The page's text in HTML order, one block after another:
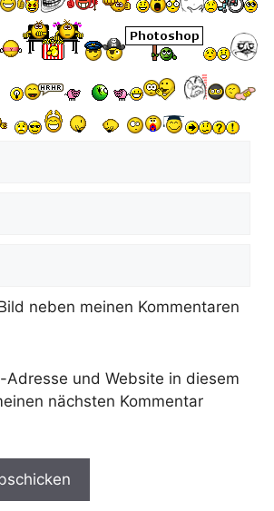
neben meinen Kommentaren
Adresse und Website in diesem
nächsten Kommentar